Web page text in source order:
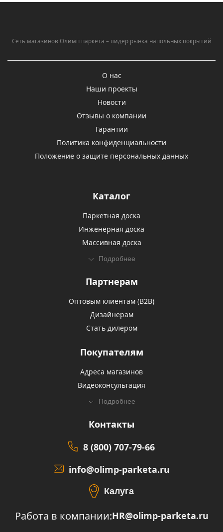
Сеть магазинов Олимп паркета – лидер рынка напольных покрытий
О нас
Наши проекты
Новости
Отзывы о компании
Гарантии
Политика конфиденциальности
Положение о защите персональных данных
Каталог
Паркетная доска
Инженерная доска
Массивная доска
Подробнее
Партнерам
Оптовым клиентам (В2В)
Дизайнерам
Стать дилером
Покупателям
Адреса магазинов
Видеоконсультация
Подробнее
Контакты
8 (800) 707-79-66
info@olimp-parketa.ru
Калуга
Работа в компании:HR@olimp-parketa.ru